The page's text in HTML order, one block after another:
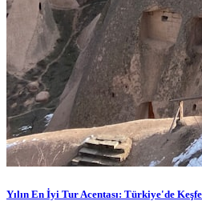
Yılın En İyi Tur Acentası: Türkiye'de